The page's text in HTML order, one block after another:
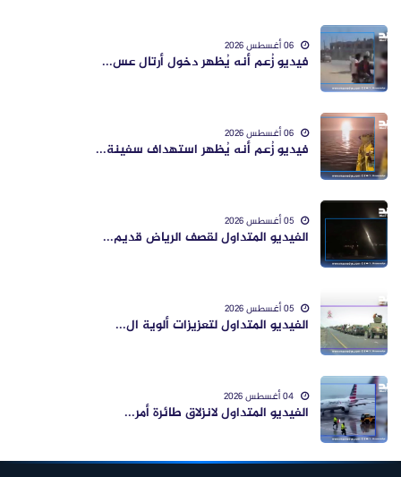
فيديو زُعم أنه يُظهر دخول أرتال عس...
فيديو زُعم أنه يُظهر استهداف سفينة...
الفيديو المتداول لقصف الرياض قديم...
الفيديو المتداول لتعزيزات ألوية ال...
الفيديو المتداول لانزلاق طائرة أمر...